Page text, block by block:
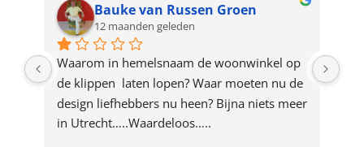
product
Bauke van Russen Groen
12 maanden geleden
Waarom in hemelsnaam de woonwinkel op
de klippen  laten lopen? Waar moeten nu de
design liefhebbers nu heen? Bijna niets meer
in Utrecht…..Waardeloos…..